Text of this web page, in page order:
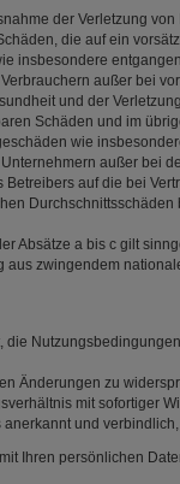
der Verletzung
die auf ein
insbesondere
außer bei
und der
Schäden und im
wie
außer bei
Betreibers auf die bei
Absätze a bis c gilt
aus zwingendem
die
Änderungen zu
mit sofortiger
und
Ihren persönlichen